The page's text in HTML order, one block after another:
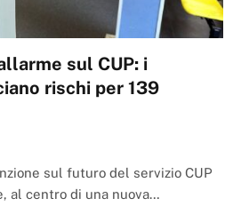
sul CUP: i
rischi per 139
sul futuro del servizio CUP
al centro di una nuova…